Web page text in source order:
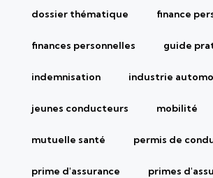
dossier thématique finance
finances personnelles guide
indemnisation industrie
jeunes conducteurs mobilité
mutuelle santé permis de
prime d'assurance primes